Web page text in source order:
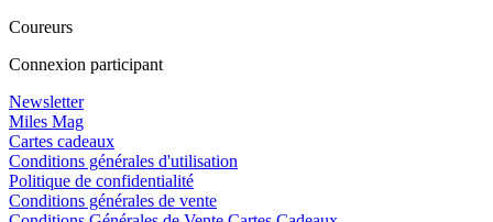
Coureurs
Connexion participant
Newsletter
Miles Mag
Cartes cadeaux
Conditions générales d'utilisation
Politique de confidentialité
Conditions générales de vente